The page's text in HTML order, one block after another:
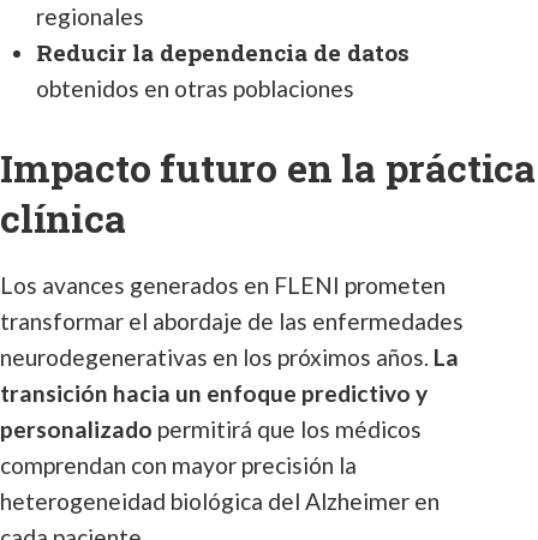
regionales
Reducir la dependencia de datos
obtenidos en otras poblaciones
Impacto futuro en la práctica
clínica
Los avances generados en FLENI prometen
transformar el abordaje de las enfermedades
neurodegenerativas en los próximos años. La
transición hacia un enfoque predictivo y
personalizado permitirá que los médicos
comprendan con mayor precisión la
heterogeneidad biológica del Alzheimer en